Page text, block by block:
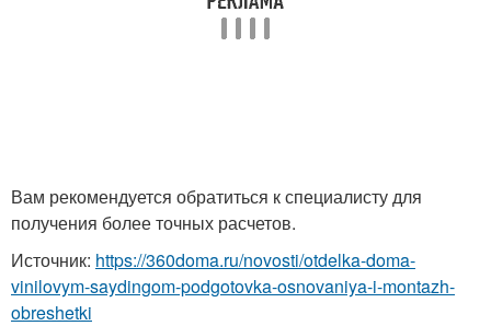
Вам рекомендуется обратиться к специалисту для
получения более точных расчетов.
Источник: https://360doma.ru/novosti/otdelka-doma-
vinilovym-saydingom-podgotovka-osnovaniya-i-montazh-
obreshetki